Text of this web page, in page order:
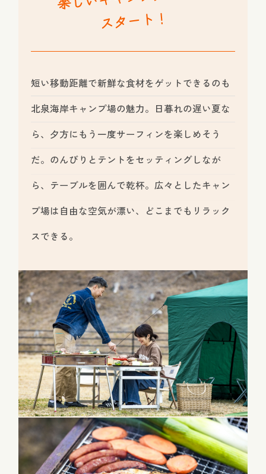
スタート！
短い移動距離で新鮮な食材をゲットできるのも
北泉海岸キャンプ場の魅力。日暮れの遅い夏な
ら、夕方にもう一度サーフィンを楽しめそう
だ。のんびりとテントをセッティングしなが
ら、テーブルを囲んで乾杯。広々としたキャン
プ場は自由な空気が漂い、どこまでもリラック
スできる。